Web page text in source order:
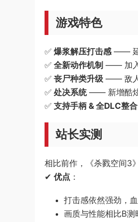
游戏特色
✅ 爆浆解压打击感—— 延
✅ 全新动作机制 —— 加入
✅ 丧尸种类升级 —— 敌人
✅ 处决系统—— 新增酷炫
✅ 支持手柄 & 全DLC整合
站长实测
相比前作，《杀戮空间3
✔ 优点 ：
打击感依然强劲，
画质与性能相比B